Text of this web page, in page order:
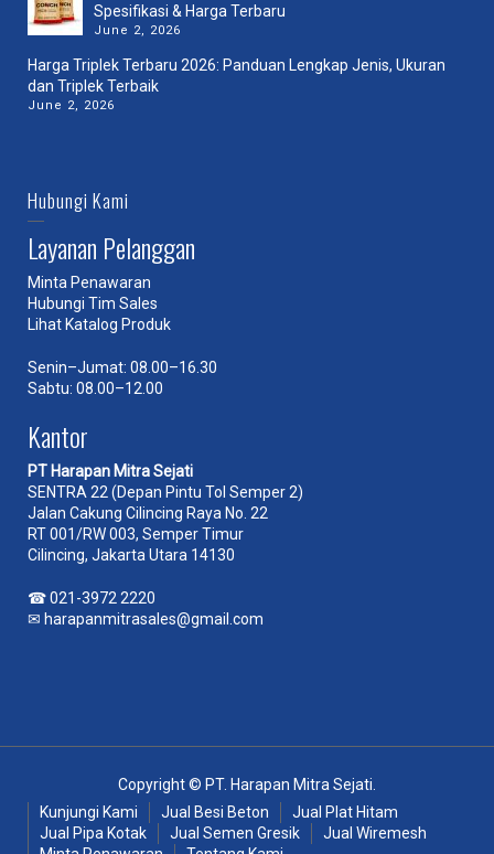
Spesifikasi & Harga Terbaru
June 2, 2026
Harga Triplek Terbaru 2026: Panduan Lengkap Jenis, Ukuran
dan Triplek Terbaik
June 2, 2026
Hubungi Kami
Layanan Pelanggan
Minta Penawaran
Hubungi Tim Sales
Lihat Katalog Produk
Senin–Jumat: 08.00–16.30
Sabtu: 08.00–12.00
Kantor
PT Harapan Mitra Sejati
SENTRA 22 (Depan Pintu Tol Semper 2)
Jalan Cakung Cilincing Raya No. 22
RT 001/RW 003, Semper Timur
Cilincing, Jakarta Utara 14130
☎021-3972 2220
✉ harapanmitrasales@gmail.com
Copyright © PT. Harapan Mitra Sejati.
Kunjungi Kami
Jual Besi Beton
Jual Plat Hitam
Jual Pipa Kotak
Jual Semen Gresik
Jual Wiremesh